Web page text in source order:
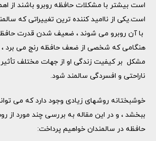
است بیشتر با مشکلات حافظه روبرو باشند از
است.یکی از ناامید کننده ترین تغییراتی که
با آن روبرو می شوند ، ضعیف شدن قدرت
هنگامی که شخصی از ضعف حافظه رنج می برد
مشکل بر کیفیت زندگی او از جهات مختلف تأثیر
ناراحتی و افسردگی سالمند شود.
خوشبختانه روشهای زیادی وجود دارد که می
ببخشد ، و در این مقاله به بررسی چند مورد
حافظه در سالمندان خواهیم پرداخت: